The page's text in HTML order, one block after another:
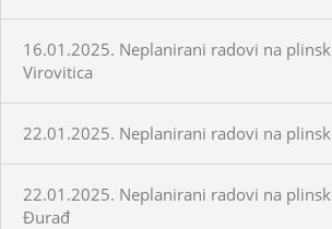
16.01.2025. Neplanirani radovi na
Virovitica
22.01.2025. Neplanirani radovi na
22.01.2025. Neplanirani radovi na
Đurađ